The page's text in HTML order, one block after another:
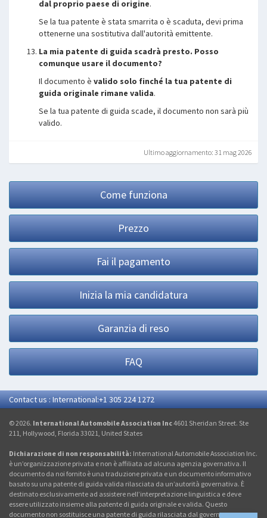
dal proprio paese di origine.
Se la tua patente è stata smarrita o è scaduta, devi prima
ottenerne una sostitutiva dall'autorità emittente.
La mia patente di guida scadrà presto. Posso
comunque usare il documento?
Il documento è valido solo finché la tua patente di
guida originale rimane valida.
Se la tua patente di guida scade, il documento non sarà più
valido.
Ultimo aggiornamento: 31 mag 2026
Come funziona
Prezzo
Fai il pagamento
Inizia la mia candidatura
Garanzia di reso
FAQ
Contact us : International:+1 305 224 1272
© 2026. International Automobile Association Inc4601 Sheridan Street. Ste
211, Hollywood, Florida 33021, United States
Dichiarazione di non responsabilità: International Automobile Association Inc.
è un’organizzazione privata e non è affiliata ad alcuna agenzia governativa. Il
documento da noi fornito è una traduzione privata e un documento informativo
basato su una patente di guida valida rilasciata da un’autorità governativa. È
destinato esclusivamente ad assistere nell’interpretazione linguistica e deve
essere utilizzato insieme alla patente di guida originale e valida. Questo
documento non sostituisce una patente di guida rilasciata dal governo e non